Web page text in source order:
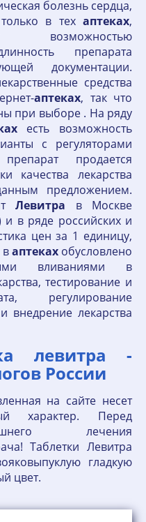
болезнь сердца,
в тех аптеках,
возможностью
препарата
документации.
средства
аптеках, так что
при выборе . На ряду
есть возможность
с регуляторами
продается
качества лекарства
предложением.
Левитра в Москве
и в ряде российских и
цен за 1 единицу,
ваптекахобусловлено
вливаниями в
тестирование и
регулирование
внедрение лекарства
левитра -
России
на сайте несет
характер. Перед
лечения
Таблетки Левитра
гладкую
цвет.